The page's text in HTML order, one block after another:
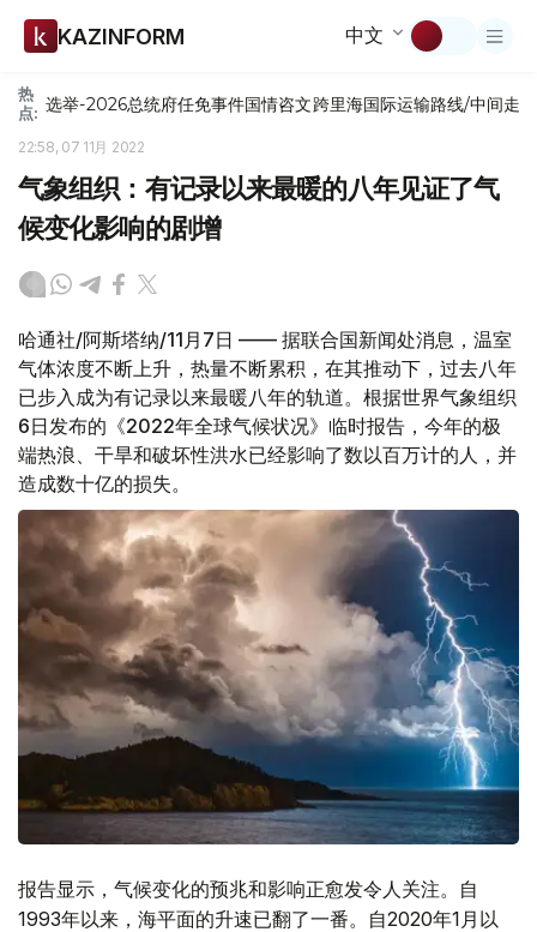
KAZINFORM 中文
热
点: 选举-2026总统府任免事件国情咨文跨里海国际运输路线/中间走廊
22:58, 07 11月 2022
气象组织：有记录以来最暖的八年见证了气
候变化影响的剧增
哈通社/阿斯塔纳/11月7日 —— 据联合国新闻处消息，温室
气体浓度不断上升，热量不断累积，在其推动下，过去八年
已步入成为有记录以来最暖八年的轨道。根据世界气象组织
6日发布的《2022年全球气候状况》临时报告，今年的极
端热浪、干旱和破坏性洪水已经影响了数以百万计的人，并
造成数十亿的损失。
报告显示，气候变化的预兆和影响正愈发令人关注。自
1993年以来，海平面的升速已翻了一番。自2020年1月以